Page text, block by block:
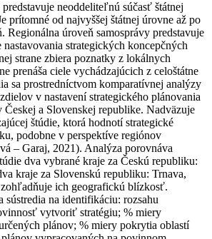
neoddeliteľnú súčasť štátnej
prítomné od najvyššej štátnej úrovne až po
Regionálna úroveň samosprávy predstavuje
nastavovania strategických koncepčných
strane zbiera poznatky z lokálnych
prenáša ciele vychádzajúcich z celoštátne
sa prostredníctvom komparatívnej analýzy
v nastavení strategického plánovania
a Slovenskej republike. Nadväzuje
štúdie, ktorá hodnotí strategické
podobne v perspektíve regiónov
– Garaj, 2021). Analýza porovnáva
dva vybrané kraje za Českú republiku:
kraje za Slovenskú republiku: Trnava,
ich geografickú blízkosť.
sústredia na identifikáciu: rozsahu
vytvoriť stratégiu; % miery
plánov; % miery pokrytia oblastí